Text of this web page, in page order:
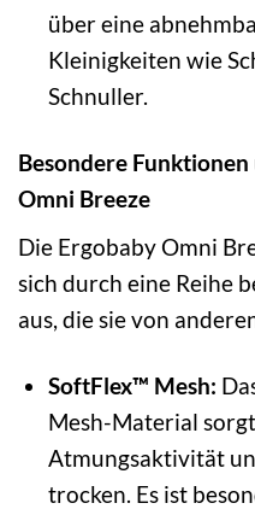
über eine
Kleinigkeiten wie
Schnuller.
Besondere
Omni Breeze
Die Ergobaby Omni
sich durch eine Reihe
aus, die sie von
SoftFlex™ Mesh:
Mesh-Material
Atmungsaktivität
trocken. Es ist